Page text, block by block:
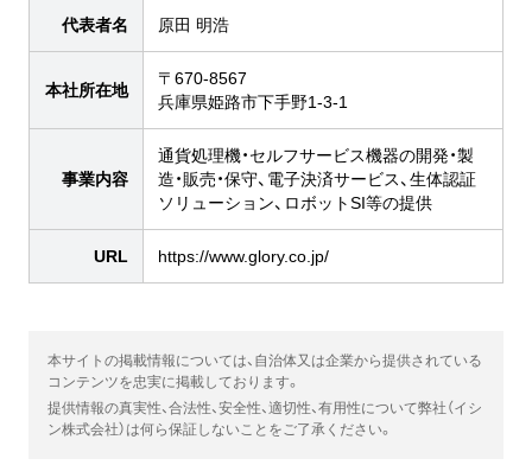
代表者名 原田 明浩
本社所在地
〒670-8567
兵庫県姫路市下手野1-3-1
事業内容
通貨処理機・セルフサービス機器の開発・製
造・販売・保守、電子決済サービス、生体認証
ソリューション、ロボットSI等の提供
URL https://www.glory.co.jp/
本サイトの掲載情報については、自治体又は企業から提供されている
コンテンツを忠実に掲載しております。
提供情報の真実性、合法性、安全性、適切性、有用性について弊社（イシ
ン株式会社）は何ら保証しないことをご了承ください。